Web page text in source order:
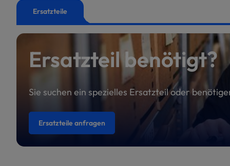
Ersatzteile
Ersatzteil benötigt?
Sie suchen ein spezielles Ersatzteil oder
Ersatzteile anfragen